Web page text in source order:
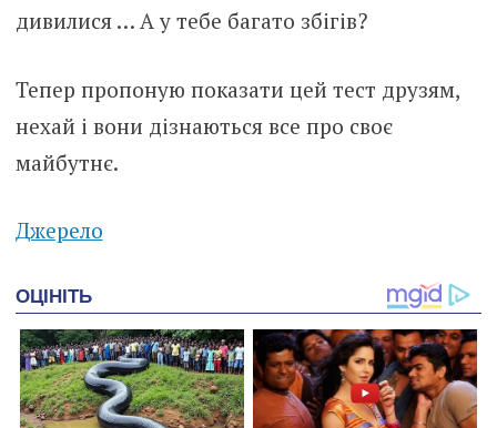
дивилися … А у тебе багато збігів?
Тепер пропоную показати цей тест друзям,
нехай і вони дізнаються все про своє
майбутнє.
Джерело